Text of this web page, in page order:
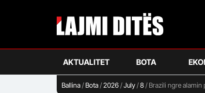
AKTUALITET BOTA
Ballina/ Bota/2026/July/8/ Brazili ngre alamin